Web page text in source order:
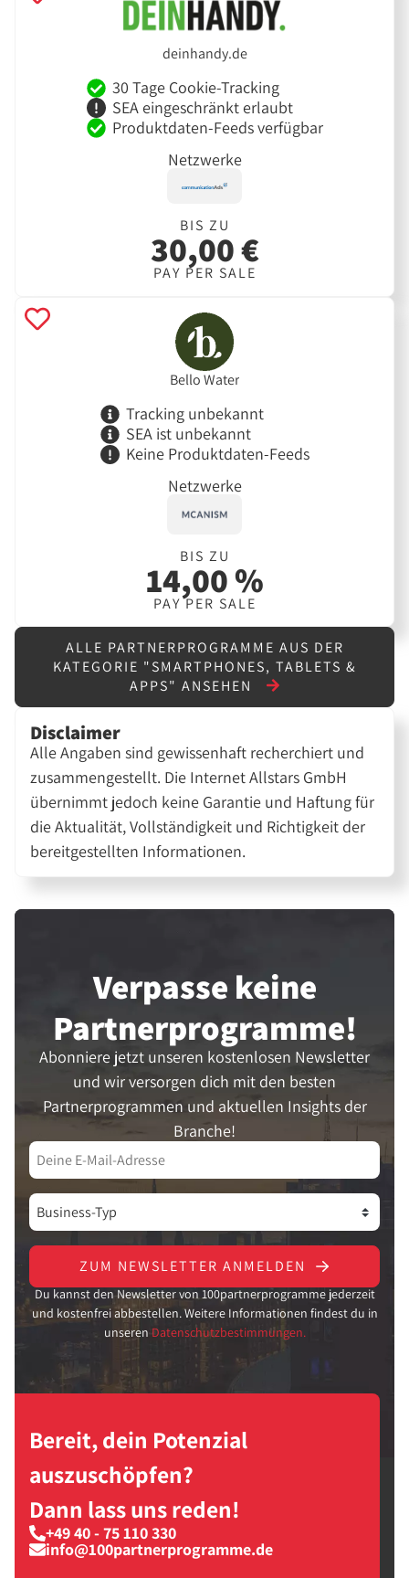
deinhandy.de
30 Tage Cookie-Tracking
SEA eingeschränkt erlaubt
Produktdaten-Feeds verfügbar
Netzwerke
BIS ZU
30,00 €
PAY PER SALE
Bello Water
Tracking unbekannt
SEA ist unbekannt
Keine Produktdaten-Feeds
Netzwerke
BIS ZU
14,00 %
PAY PER SALE
ALLE PARTNERPROGRAMME AUS DER
KATEGORIE "SMARTPHONES, TABLETS &
APPS" ANSEHEN
Disclaimer
Alle Angaben sind gewissenhaft recherchiert und
zusammengestellt. Die Internet Allstars GmbH
übernimmt jedoch keine Garantie und Haftung für
die Aktualität, Vollständigkeit und Richtigkeit der
bereitgestellten Informationen.
Verpasse keine
Partner­programme!
Abonniere jetzt unseren kostenlosen Newsletter
und wir versorgen dich mit den besten
Partnerprogrammen und aktuellen Insights der
Branche!
ZUM NEWSLETTER ANMELDEN
Du kannst den Newsletter von 100partnerprogramme jederzeit
und kostenfrei abbestellen. Weitere Informationen findest du in
unseren Datenschutzbestimmungen.
Bereit, dein Potenzial
auszuschöpfen?
Dann lass uns reden!
+49 40 - 75 110 330
info@100partnerprogramme.de